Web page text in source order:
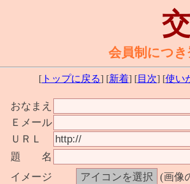
会員制につき
[ トップに戻る] [新着] [目次] [使い
おなまえ
Ｅメール
ＵＲＬ
題 名
イメージ
(画像